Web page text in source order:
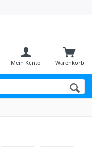
Warenkorb
Mein Konto